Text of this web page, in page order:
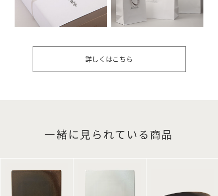
詳しくはこちら
一緒に見られている商品